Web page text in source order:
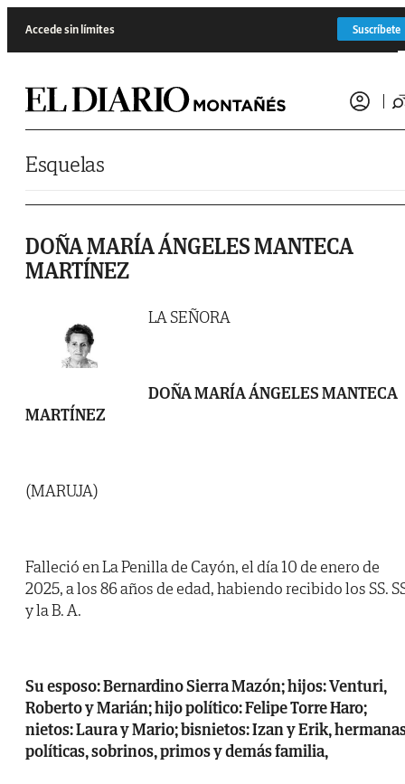
Accede sin límites Suscríbete
Esquelas
DOÑA MARÍA ÁNGELES MANTECA
MARTÍNEZ
LA SEÑORA
DOÑA MARÍA ÁNGELES MANTECA
MARTÍNEZ
(MARUJA)
Falleció en La Penilla de Cayón, el día 10 de enero de
2025, a los 86 años de edad, habiendo recibido los SS.
y la B. A.
Su esposo: Bernardino Sierra Mazón; hijos: Venturi,
Roberto y Marián; hijo político: Felipe Torre Haro;
nietos: Laura y Mario; bisnietos: Izan y Erik,
políticas, sobrinos, primos y demás familia,